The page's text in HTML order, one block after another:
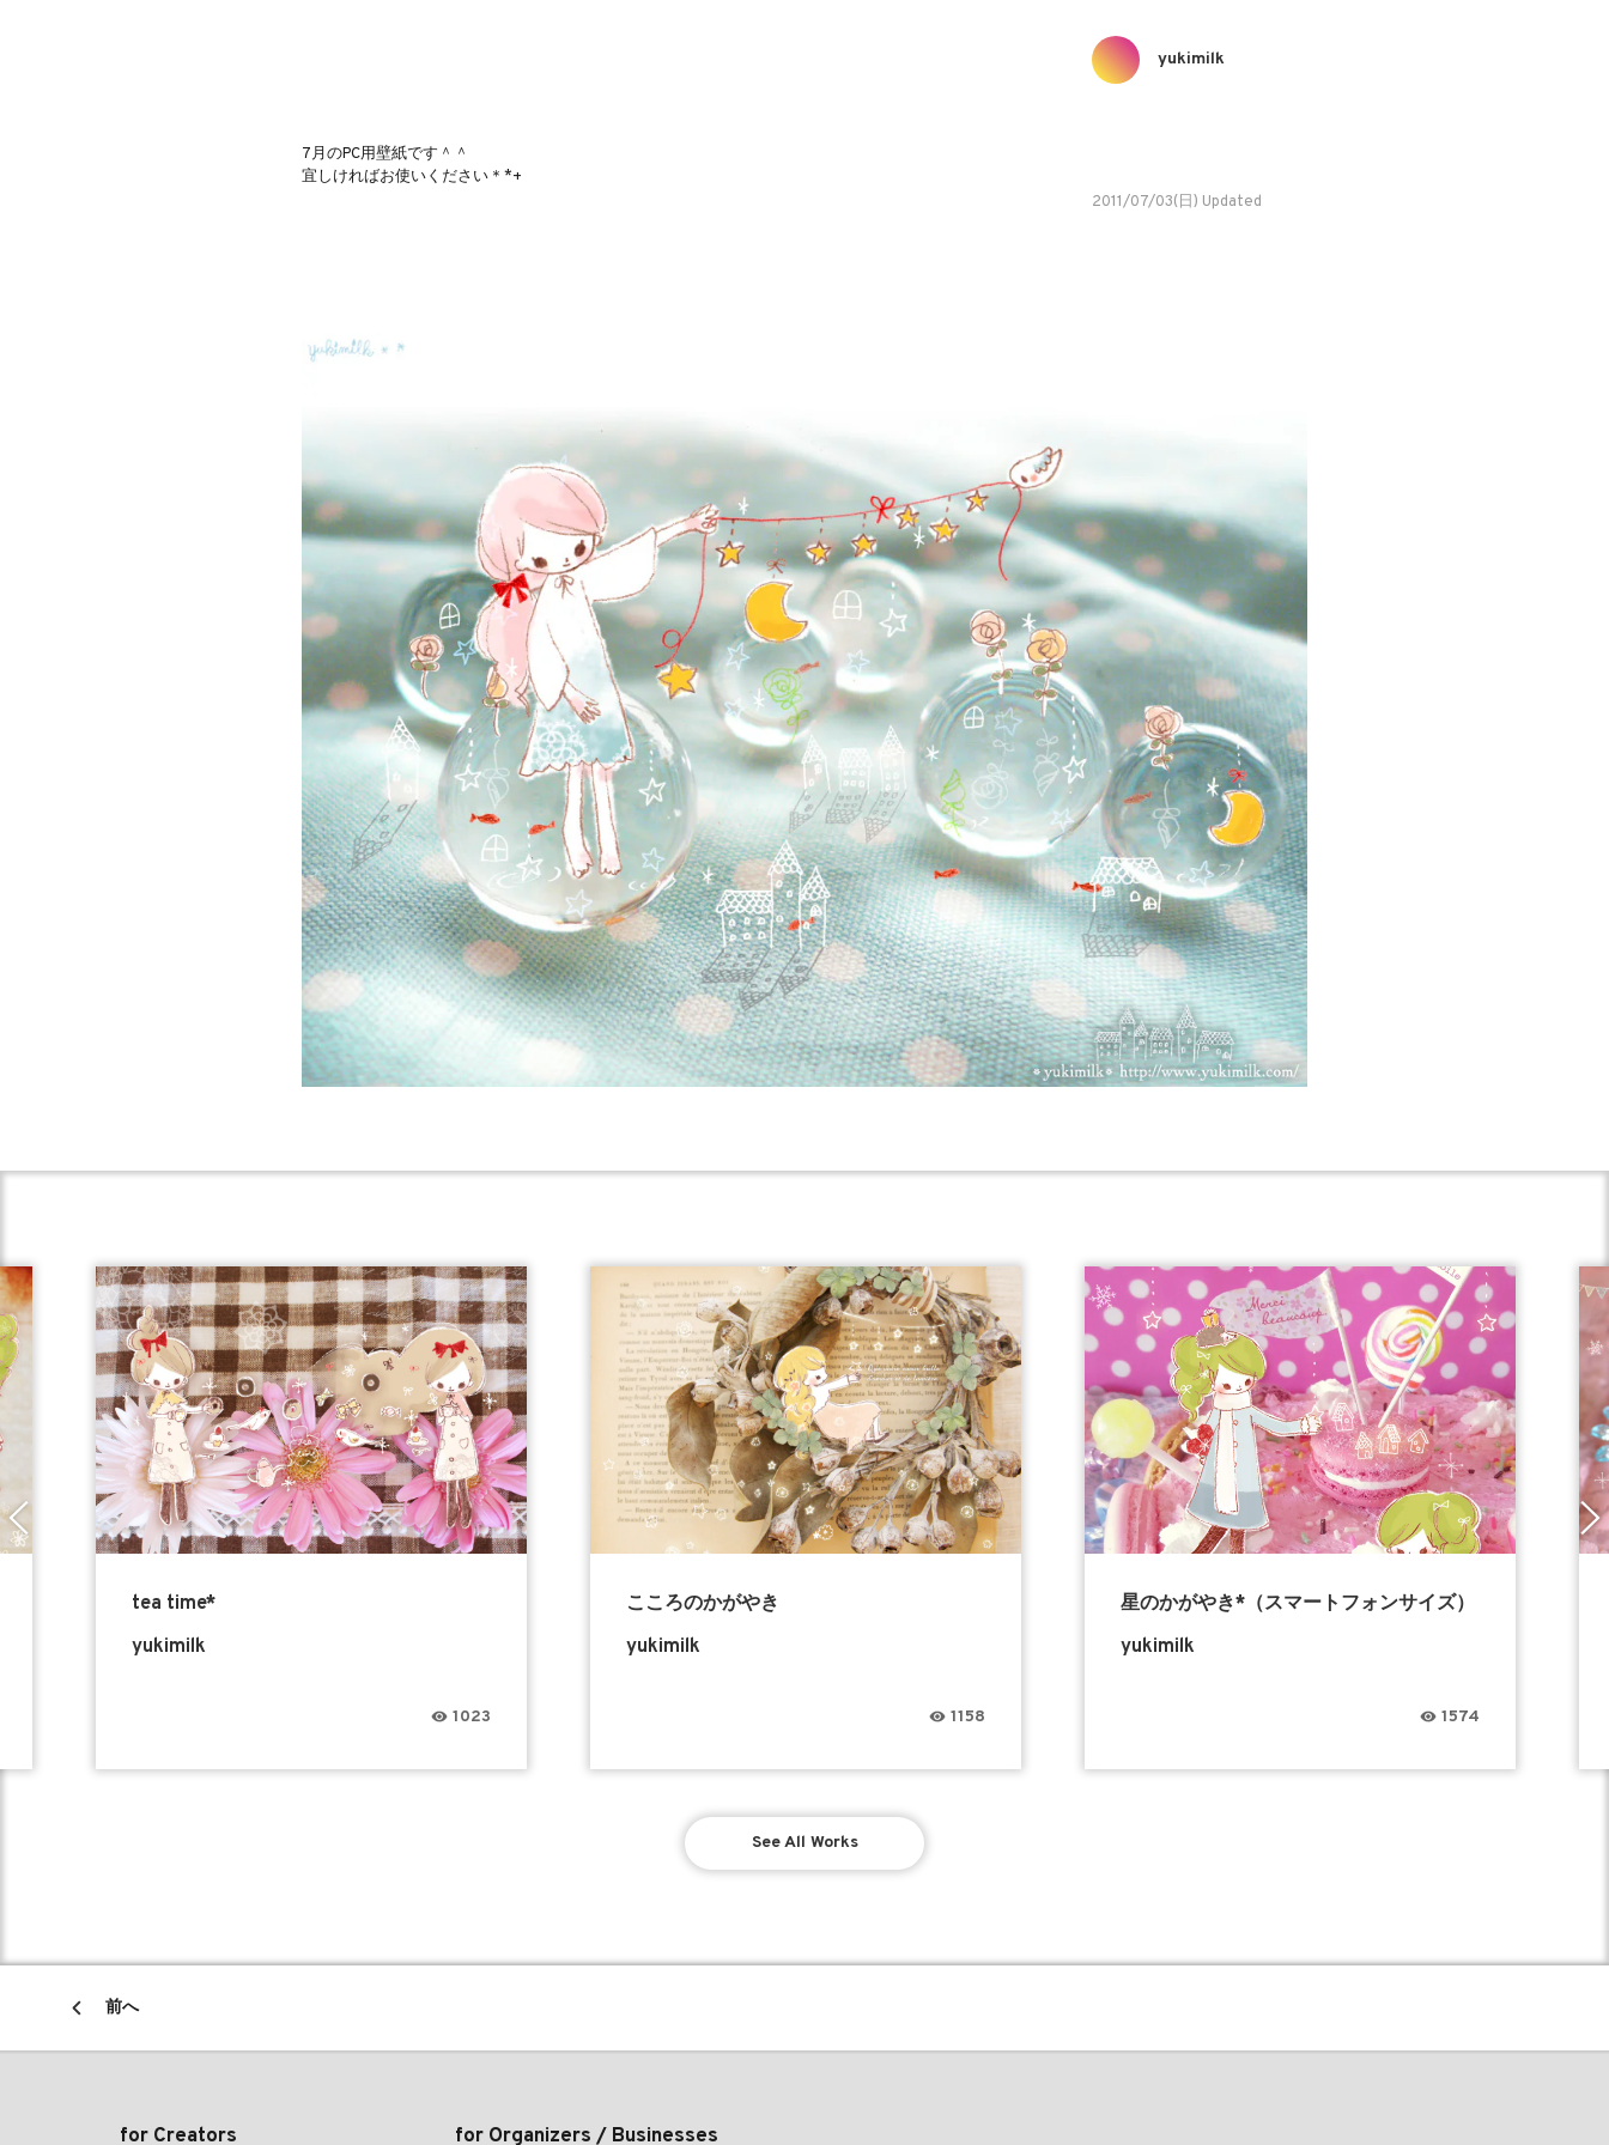
yukimilk
7月のPC用壁紙です＾＾
宜しければお使いください＊*+
2011/07/03(日) Updated
tea time*
yukimilk
1023
こころのかがやき
yukimilk
1158
星のかがやき*（スマートフォンサイズ）
yukimilk
1574
See All Works
前へ
for Creators for Organizers / Businesses